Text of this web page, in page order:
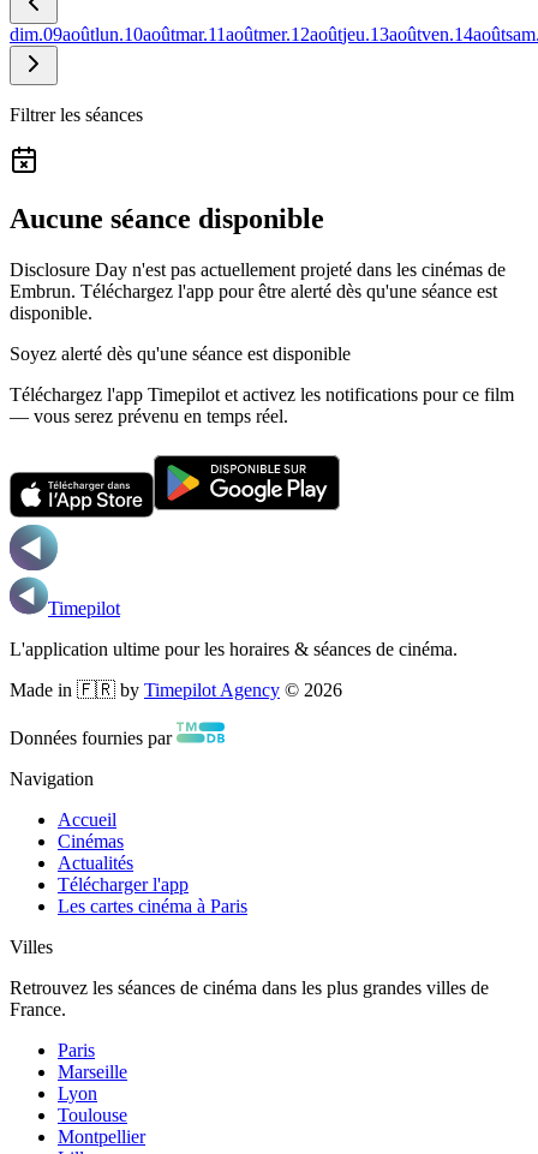
dim.09aoûtlun.10aoûtmar.11aoûtmer.12aoûtjeu.13aoûtven.14août
Filtrer les séances
Aucune séance disponible
Disclosure Day n'est pas actuellement projeté dans les cinémas de
Embrun. Téléchargez l'app pour être alerté dès qu'une séance est
disponible.
Soyez alerté dès qu'une séance est disponible
Téléchargez l'app Timepilot et activez les notifications pour ce film
— vous serez prévenu en temps réel.
Timepilot
L'application ultime pour les horaires & séances de cinéma.
Made in 🇫🇷 by Timepilot Agency © 2026
Données fournies par
Navigation
Accueil
Cinémas
Actualités
Télécharger l'app
Les cartes cinéma à Paris
Villes
Retrouvez les séances de cinéma dans les plus grandes villes de
France.
Paris
Marseille
Lyon
Toulouse
Montpellier